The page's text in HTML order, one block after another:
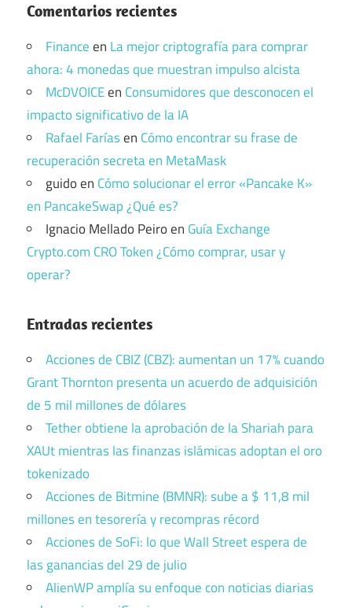
Comentarios recientes
Financeen La mejor criptografía para comprar
ahora: 4 monedas que muestran impulso alcista
McDVOICEen Consumidores que desconocen el
impacto significativo de la IA
Rafael Faríasen Cómo encontrar su frase de
recuperación secreta en MetaMask
guidoen Cómo solucionar el error «Pancake K»
en PancakeSwap ¿Qué es?
Ignacio Mellado Peiroen Guía Exchange
Crypto.com CRO Token ¿Cómo comprar, usar y
operar?
Entradas recientes
Acciones de CBIZ (CBZ): aumentan un 17% cuando
Grant Thornton presenta un acuerdo de adquisición
de 5 mil millones de dólares
Tether obtiene la aprobación de la Shariah para
XAUt mientras las finanzas islámicas adoptan el oro
tokenizado
Acciones de Bitmine (BMNR): sube a $ 11,8 mil
millones en tesorería y recompras récord
Acciones de SoFi: lo que Wall Street espera de
las ganancias del 29 de julio
AlienWP amplía su enfoque con noticias diarias